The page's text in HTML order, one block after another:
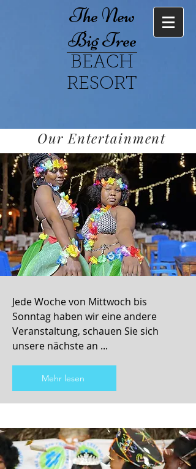
The New
Big Tree
BEACH
RESORT
Our Entertainment
Jede Woche von Mittwoch bis
Sonntag haben wir eine andere
Veranstaltung, schauen Sie sich
unsere nächste an ...
Mehr lesen